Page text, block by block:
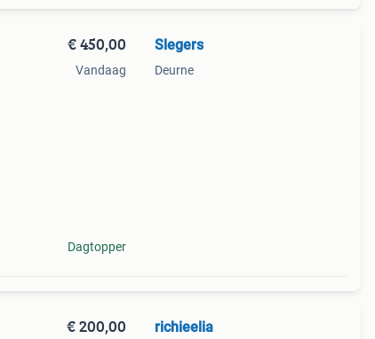
€ 450,00
Vandaag
Dagtopper
Slegers
Deurne
€ 200,00 richieelia